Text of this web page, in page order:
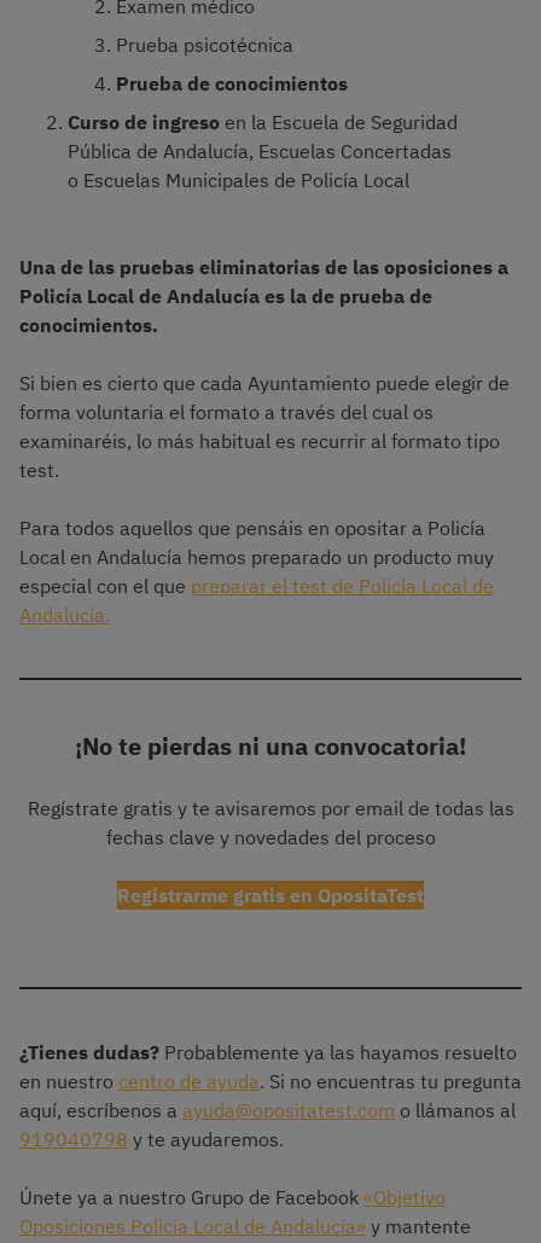
Examen médico
Prueba psicotécnica
Prueba de conocimientos
Curso de ingreso en la Escuela de Seguridad
Pública de Andalucía, Escuelas Concertadas
o Escuelas Municipales de Policía Local
Una de las pruebas eliminatorias de las oposiciones a
Policía Local de Andalucía es la de prueba de
conocimientos.
Si bien es cierto que cada Ayuntamiento puede elegir de
forma voluntaria el formato a través del cual os
examinaréis, lo más habitual es recurrir al formato tipo
test.
Para todos aquellos que pensáis en opositar a Policía
Local en Andalucía hemos preparado un producto muy
especial con el que preparar el test de Policía Local de
Andalucía.
¡No te pierdas ni una convocatoria!
Regístrate gratis y te avisaremos por email de todas las
fechas clave y novedades del proceso
Registrarme gratis en OpositaTest
¿Tienes dudas? Probablemente ya las hayamos resuelto
en nuestro centro de ayuda. Si no encuentras tu pregunta
aquí, escríbenos a ayuda@opositatest.com o llámanos al
919040798 y te ayudaremos.
Únete ya a nuestro Grupo de Facebook «Objetivo
Oposiciones Policía Local de Andalucía» y mantente